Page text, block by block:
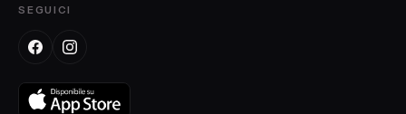
SEGUICI